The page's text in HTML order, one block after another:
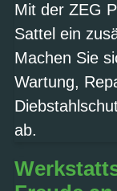
Mit der ZEG
Sattel ein
Machen Sie
Wartung,
ab.